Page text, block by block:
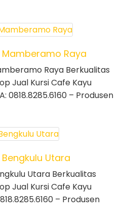
Mamberamo Raya
Raya Berkualitas
Jual Kursi Cafe Kayu
0818.8285.6160 – Produsen
Utara
Utara Berkualitas
Jual Kursi Cafe Kayu
– Produsen